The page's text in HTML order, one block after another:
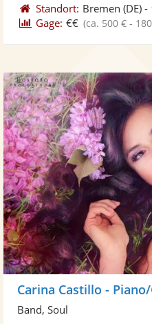
Standort: Bremen (DE) -
Gage: €€ (ca. 500 € -
Band, Soul